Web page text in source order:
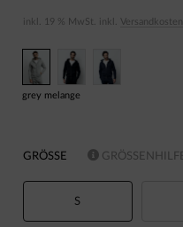
inkl. 19 % MwSt. inkl. Versandkosten
grey melange
GRÖSSE GRÖSSENHILFE
S